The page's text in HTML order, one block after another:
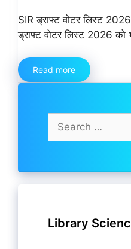
SIR ड्राफ्ट वोटर लिस्ट
ड्राफ्ट वोटर लिस्ट 2026 को
Read more
Search
for:
Library